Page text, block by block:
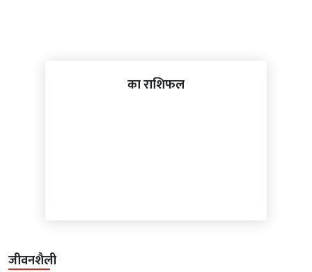
का राशिफल
जीवनशैली